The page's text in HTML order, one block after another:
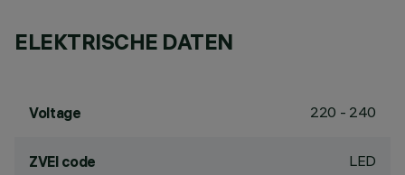
ELEKTRISCHE DATEN
Voltage 220 - 240
ZVEI code LED